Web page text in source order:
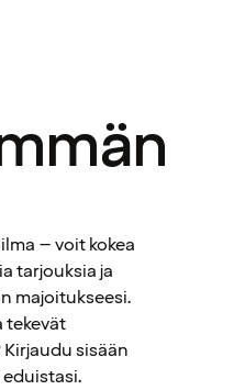
– voit kokea
tarjouksia ja
majoitukseesi.
tekevät
sisään